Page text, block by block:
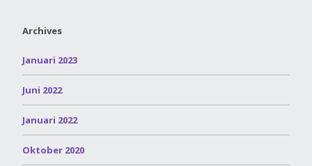
Archives
Januari 2023
Juni 2022
Januari 2022
Oktober 2020